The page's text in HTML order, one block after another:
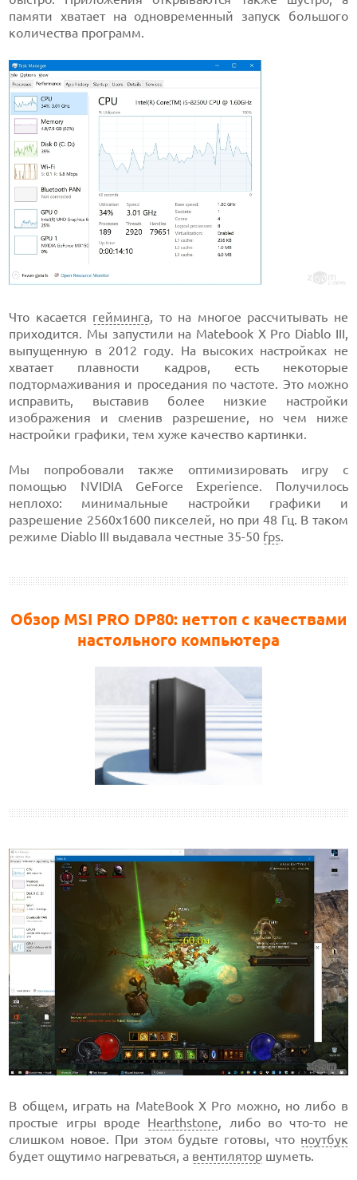
памяти хватает на одновременный запуск большого
количества программ.
Что касается гейминга, то на многое рассчитывать не
приходится. Мы запустили на Matebook X Pro Diablo III,
выпущенную в 2012 году. На высоких настройках не
хватает плавности кадров, есть некоторые
подтормаживания и проседания по частоте. Это можно
исправить, выставив более низкие настройки
изображения и сменив разрешение, но чем ниже
настройки графики, тем хуже качество картинки.
Мы попробовали также оптимизировать игру с
помощью NVIDIA GeForce Experience. Получилось
неплохо: минимальные настройки графики и
разрешение 2560x1600 пикселей, но при 48 Гц. В таком
режиме Diablo III выдавала честные 35-50 fps.
Обзор MSI PRO DP80: неттоп с качествами
настольного компьютера
В общем, играть на MateBook X Pro можно, но либо в
простые игры вроде Hearthstone, либо во что-то не
слишком новое. При этом будьте готовы, что ноутбук
будет ощутимо нагреваться, а вентилятор шуметь.